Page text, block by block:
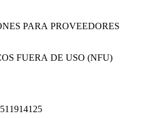
PARA PROVEEDORES
FUERA DE USO (NFU)